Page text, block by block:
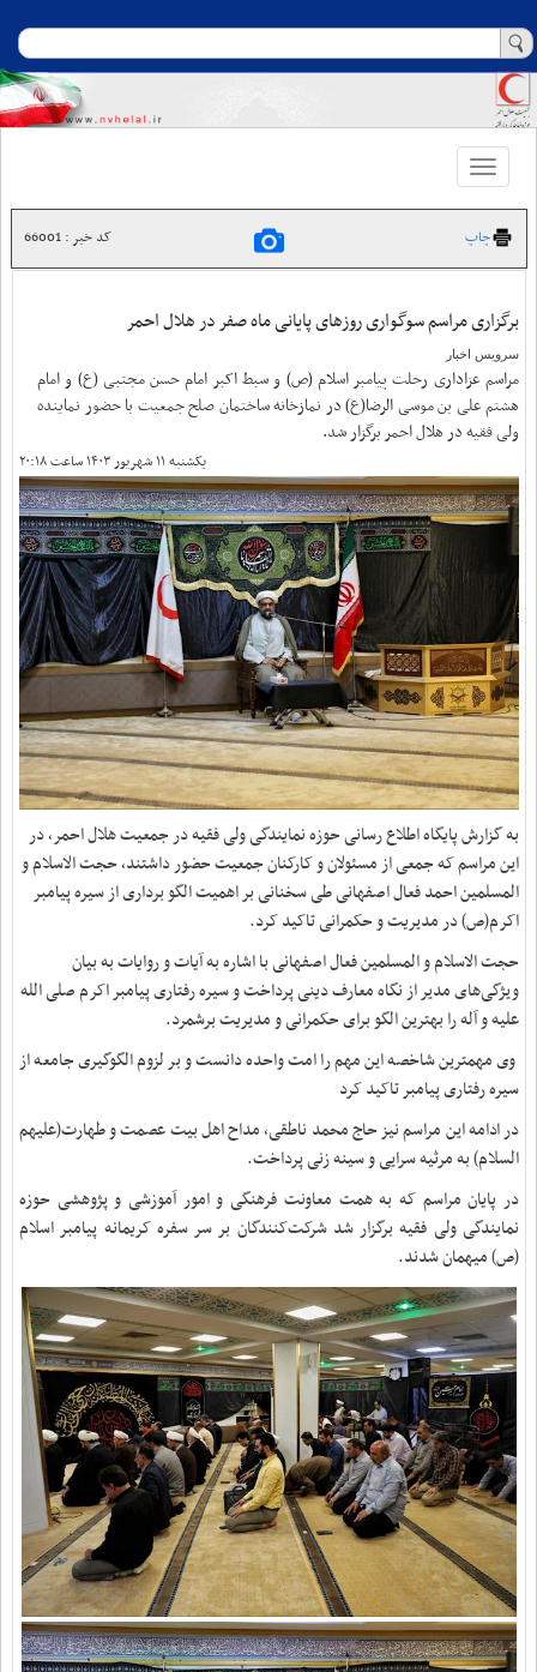
Toggle
navigation
چاپ کد خبر : 66001
برگزاری مراسم سوگواری روزهای پایانی ماه صفر در هلال احمر
سرویس اخبار
مراسم عزاداری رحلت پیامبر اسلام (ص) و سبط اکبر امام حسن مجتبی (ع) و امام
هشتم علی بن موسی الرضا(ع) در نمازخانه ساختمان صلح جمعیت با حضور نماینده
ولی فقیه در هلال احمر برگزار شد.
یکشنبه ۱۱ شهریور ۱۴۰۳ ساعت ۲۰:۱۸
به گزارش پایگاه اطلاع رسانی حوزه نمایندگی ولی فقیه در جمعیت هلال احمر، در
این مراسم که جمعی از مسئولان و کارکنان جمعیت حضور داشتند، حجت الاسلام و
المسلمین احمد فعال اصفهانی طی سخنانی بر اهمیت الگو برداری از سیره پیامبر
اکرم(ص) در مدیریت و حکمرانی تاکید کرد.
حجت الاسلام و المسلمین فعال اصفهانی با اشاره به آیات و روایات به بیان
ویژگی‌های مدیر از نگاه معارف دینی پرداخت و سیره رفتاری پیامبر اکرم صلی الله
علیه و آله را بهترین الگو برای حکمرانی و مدیریت برشمرد.
وی مهمترین شاخصه این مهم را امت واحده دانست و بر لزوم الگوگیری جامعه از
سیره رفتاری پیامبر تاکید کرد
در ادامه این مراسم نیز حاج محمد ناطقی، مداح اهل بیت عصمت و طهارت(علیهم
السلام) به مرثیه سرایی و سینه زنی پرداخت.
در پایان مراسم که به همت معاونت فرهنگی و امور آموزشی و پژوهشی حوزه
نمایندگی ولی فقیه برگزار شد شرکت‌کنندگان بر سر سفره کریمانه پیامبر اسلام
(ص) میهمان شدند.